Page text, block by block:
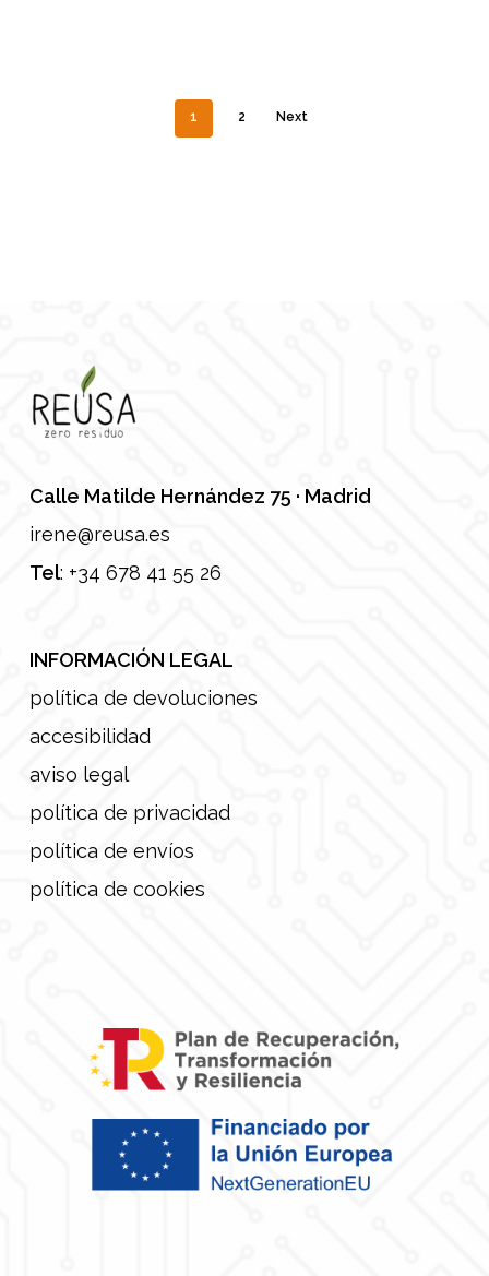
1 2 Next
Calle Matilde Hernández 75 · Madrid
irene@reusa.es
Tel: +34 678 41 55 26
INFORMACIÓN LEGAL
política de devoluciones
accesibilidad
aviso legal
política de privacidad
política de envíos
política de cookies